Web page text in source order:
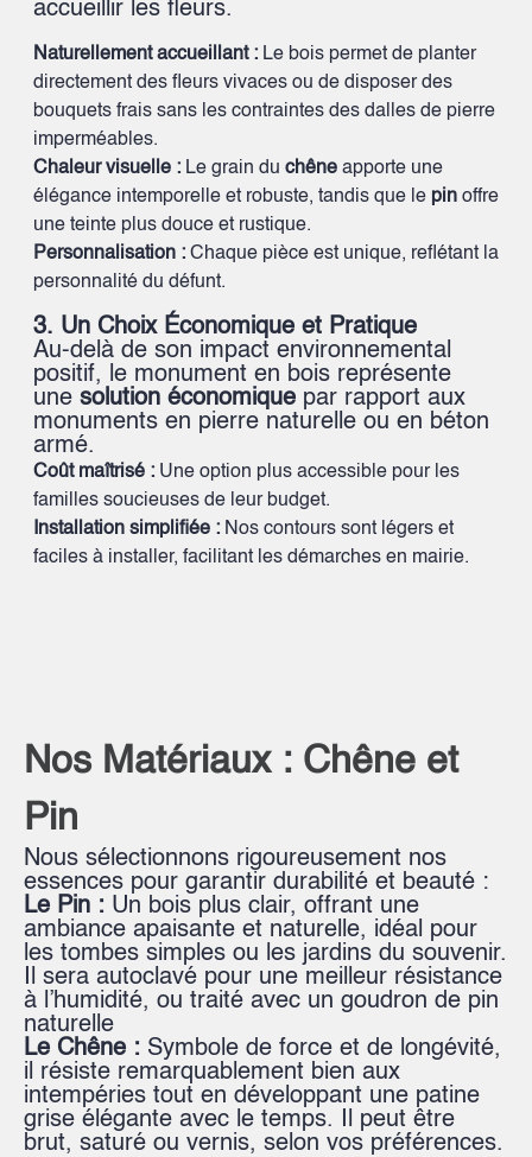
accueillir les fleurs.
Naturellement accueillant : Le bois permet de planter
directement des fleurs vivaces ou de disposer des
bouquets frais sans les contraintes des dalles de pierre
imperméables.
Chaleur visuelle : Le grain duchêne apporte une
élégance intemporelle et robuste, tandis que le pin offre
une teinte plus douce et rustique.
Personnalisation : Chaque pièce est unique, reflétant la
personnalité du défunt.
3. Un Choix Économique et Pratique
Au-delà de son impact environnemental
positif, le monument en bois représente
unesolution économique par rapport aux
monuments en pierre naturelle ou en béton
armé.
Coût maîtrisé : Une option plus accessible pour les
familles soucieuses de leur budget.
Installation simplifiée : Nos contours sont légers et
faciles à installer, facilitant les démarches en mairie.
Nos Matériaux : Chêne et
Pin
Nous sélectionnons rigoureusement nos
essences pour garantir durabilité et beauté :
Le Pin : Un bois plus clair, offrant une
ambiance apaisante et naturelle, idéal pour
les tombes simples ou les jardins du souvenir.
Il sera autoclavé pour une meilleur résistance
à l’humidité, ou traité avec un goudron de pin
naturelle
Le Chêne : Symbole de force et de longévité,
il résiste remarquablement bien aux
intempéries tout en développant une patine
grise élégante avec le temps. Il peut être
brut, saturé ou vernis, selon vos préférences.